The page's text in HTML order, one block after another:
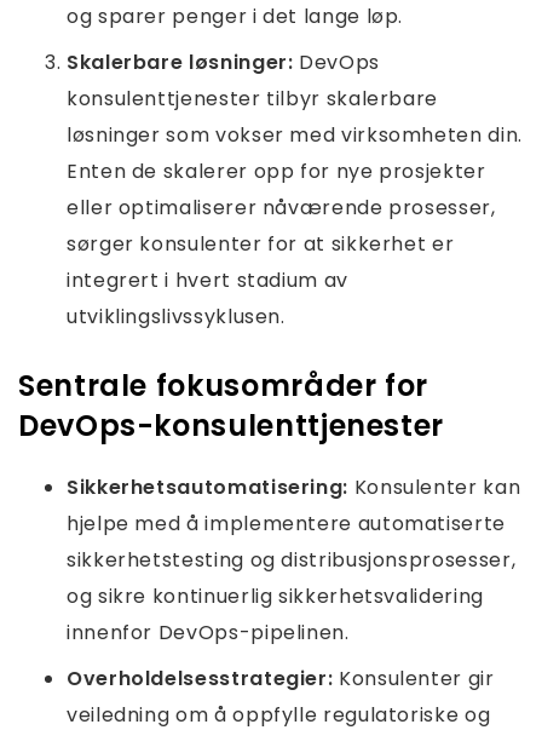
og sparer penger i det lange løp.
Skalerbare løsninger: DevOps
konsulenttjenester tilbyr skalerbare
løsninger som vokser med virksomheten din.
Enten de skalerer opp for nye prosjekter
eller optimaliserer nåværende prosesser,
sørger konsulenter for at sikkerhet er
integrert i hvert stadium av
utviklingslivssyklusen.
Sentrale fokusområder for
DevOps-konsulenttjenester
Sikkerhetsautomatisering: Konsulenter kan
hjelpe med å implementere automatiserte
sikkerhetstesting og distribusjonsprosesser,
og sikre kontinuerlig sikkerhetsvalidering
innenfor DevOps-pipelinen.
Overholdelsesstrategier: Konsulenter gir
veiledning om å oppfylle regulatoriske og